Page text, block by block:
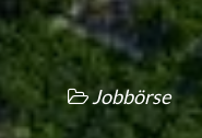
Jobbörse